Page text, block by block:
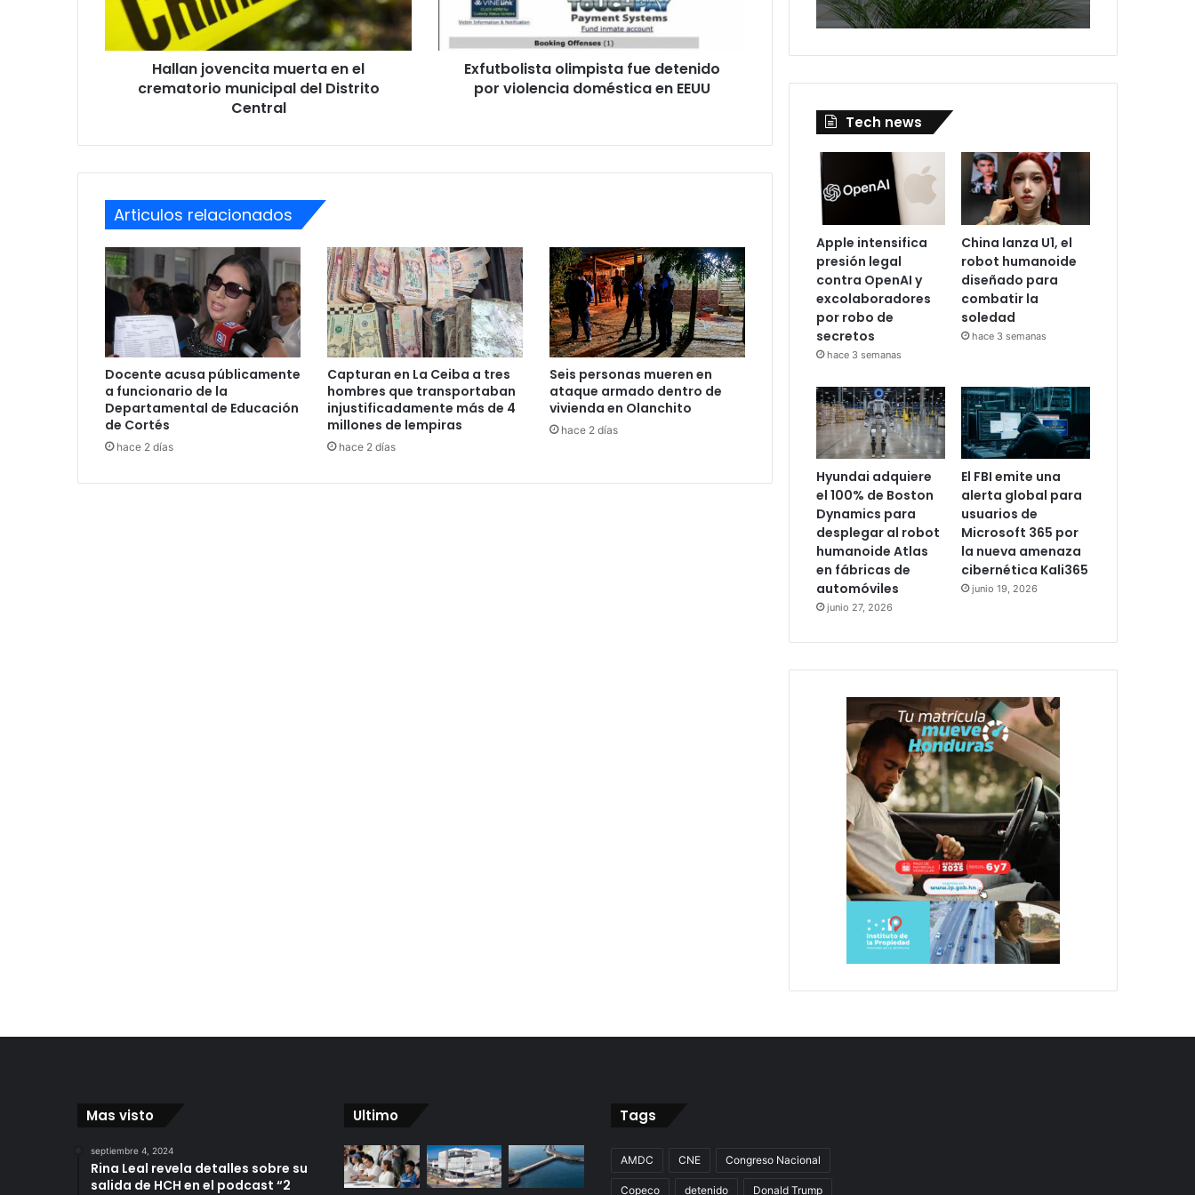
municipal
Distrito
Hallan jovencita muerta en el
crematorio municipal del Distrito
Central
doméstica
EEUU
Exfutbolista olimpista fue detenido
por violencia doméstica en EEUU
Articulos relacionados
Docente acusa públicamente
a funcionario de la
Departamental de Educación
de Cortés
hace 2 días
Capturan en La Ceiba a tres
hombres que transportaban
injustificadamente más de 4
millones de lempiras
hace 2 días
Seis personas mueren en
ataque armado dentro de
vivienda en Olanchito
hace 2 días
Tech news
Apple intensifica
presión legal
contra OpenAI y
excolaboradores
por robo de
secretos
hace 3 semanas
China lanza U1, el
robot humanoide
diseñado para
combatir la
soledad
hace 3 semanas
Hyundai adquiere
el 100% de Boston
Dynamics para
desplegar al robot
humanoide Atlas
en fábricas de
automóviles
junio 27, 2026
El FBI emite una
alerta global para
usuarios de
Microsoft 365 por
la nueva amenaza
cibernética Kali365
junio 19, 2026
Mas visto
septiembre 4, 2024
Rina Leal revela detalles sobre su
salida de HCH en el podcast “2
Ultimo Tags
AMDC CNE Congreso Nacional
Copeco detenido Donald Trump